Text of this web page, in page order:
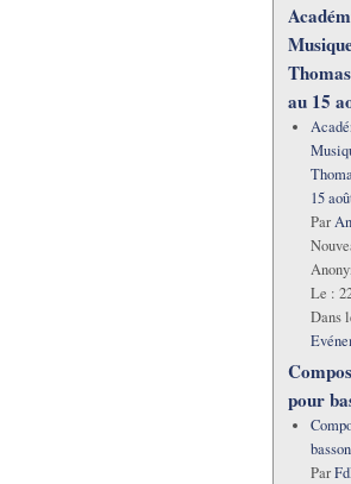
au 15
15
Par
Le :
Dans
pour
basson
Par